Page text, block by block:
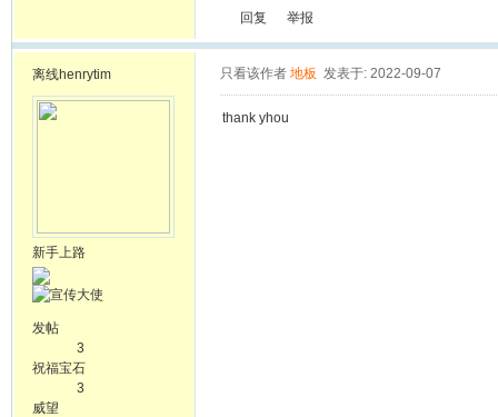
回复 举报
离线henrytim
新手上路
发帖
3
祝福宝石
3
威望
只看该作者 地板 发表于: 2022-09-07
thank yhou